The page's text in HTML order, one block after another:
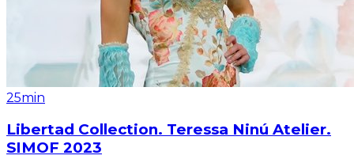
25min
Libertad Collection. Teressa Ninú Atelier.
SIMOF 2023